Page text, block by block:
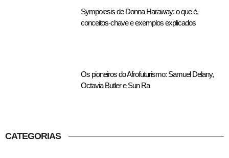
Sympoiesis de Donna Haraway: o que é,
conceitos-chave e exemplos explicados
Os pioneiros do Afrofuturismo: Samuel Delany,
Octavia Butler e Sun Ra
CATEGORIAS